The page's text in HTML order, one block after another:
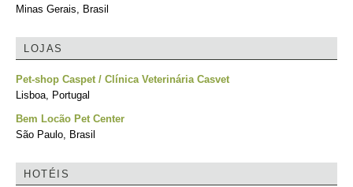
Minas Gerais, Brasil
LOJAS
Pet-shop Caspet / Clínica Veterinária Casvet
Lisboa, Portugal
Bem Locão Pet Center
São Paulo, Brasil
HOTÉIS